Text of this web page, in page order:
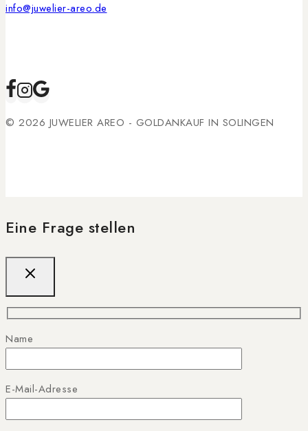
info@juwelier-areo.de
© 2026 JUWELIER AREO - GOLDANKAUF IN SOLINGEN
Eine Frage stellen
Name
E-Mail-Adresse